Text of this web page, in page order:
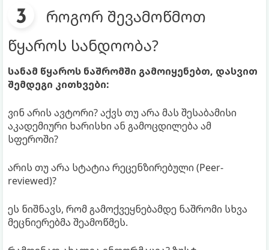
როგორ შევამოწმოთ
წყაროს სანდოობა?
სანამ წყაროს ნაშრომში გამოიყენებთ, დასვით
შემდეგი კითხვები:
ვინ არის ავტორი? აქვს თუ არა მას შესაბამისი
აკადემიური ხარისხი ან გამოცდილება ამ
სფეროში?
არის თუ არა სტატია რეცენზირებული (Peer-
reviewed)?
ეს ნიშნავს, რომ გამოქვეყნებამდე ნაშრომი სხვა
მეცნიერებმა შეამოწმეს.